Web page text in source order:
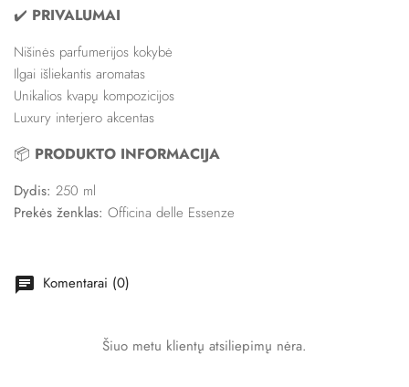
✔️ PRIVALUMAI
Nišinės parfumerijos kokybė
Ilgai išliekantis aromatas
Unikalios kvapų kompozicijos
Luxury interjero akcentas
📦 PRODUKTO INFORMACIJA
Dydis: 250 ml
Prekės ženklas: Officina delle Essenze
chat Komentarai (0)
Šiuo metu klientų atsiliepimų nėra.